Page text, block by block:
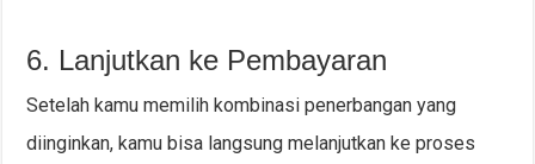
6. Lanjutkan ke Pembayaran
Setelah kamu memilih kombinasi penerbangan yang
diinginkan, kamu bisa langsung melanjutkan ke proses